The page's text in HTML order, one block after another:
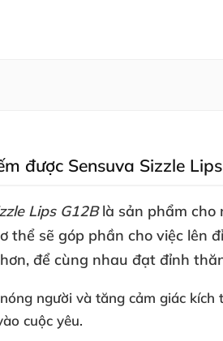
được Sensuva Sizzle
Lips G12Blà sản phẩm cho
thể sẽ góp phần cho việc lên
, để cùng nhau đạt đỉnh
người và tăng cảm giác kích
cuộc yêu.